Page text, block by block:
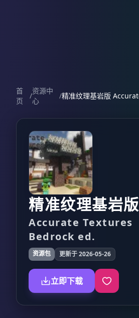
首
页
/
资源中
心
/
精准纹理基岩版
Accurate Textures
Bedrock ed.
资源包 更新于 2026-05-26
立即下载